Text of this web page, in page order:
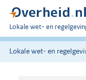
U
bent
hier:
Lokale wet- en
Lokale wet- en